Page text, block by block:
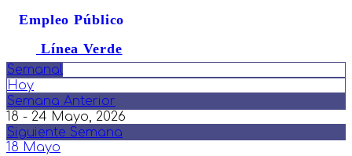
Empleo Público
Línea Verde
Semanal
Hoy
Semana Anterior
18 - 24 Mayo, 2026
Siguiente Semana
18 Mayo